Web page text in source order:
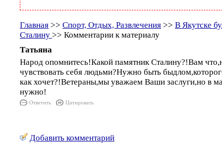
Главная >> Спорт, Отдых, Развлечения >> В Якутске
Сталину >> Комментарии к материалу
Татьяна
Народ опомнитесь!Какой памятник Сталину?!Вам
чувствовать себя людьми?Нужно быть
как хочет?!Ветераны,мы уважаем Ваши заслуги,но в
нужно!
Ответить Цитировать
Добавить комментарий